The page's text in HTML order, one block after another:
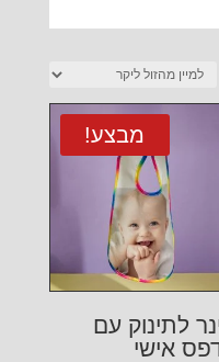
מבצע!
לתינוק עם
אישי